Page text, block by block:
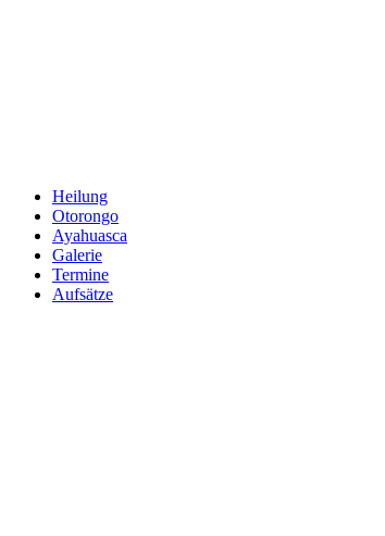
Heilung
Otorongo
Ayahuasca
Galerie
Termine
Aufsätze